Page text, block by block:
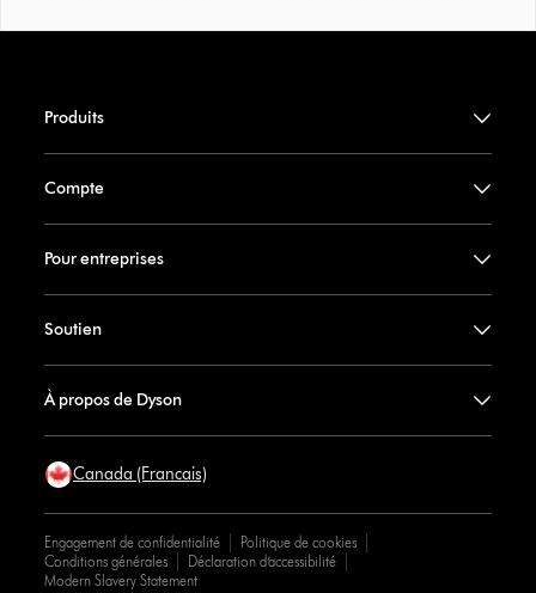
Produits
Compte
Pour entreprises
Soutien
À propos de Dyson
Canada (Francais)
Engagement de confidentialité
Politique de cookies
Conditions générales
Déclaration d’accessibilité
Modern Slavery Statement